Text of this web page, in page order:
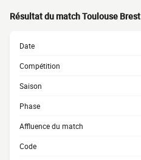
Résultat du match Toulouse Brest
Date
Compétition
Saison
Phase
Affluence du match
Code